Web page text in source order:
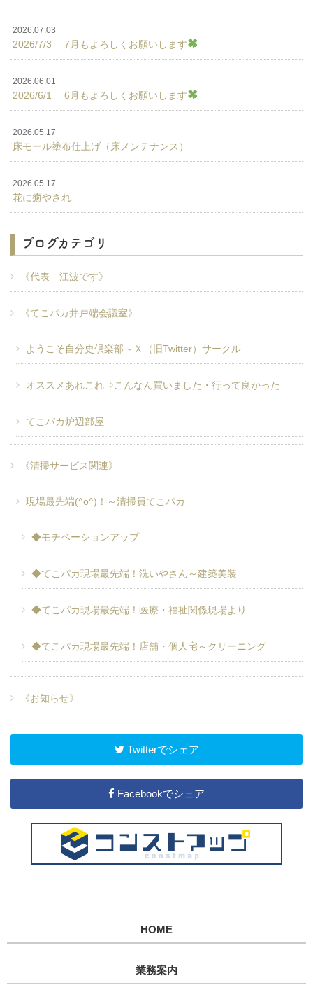
2026.07.03
2026/7/3 7月もよろしくお願いします
2026.06.01
2026/6/1 6月もよろしくお願いします
2026.05.17
床モール塗布仕上げ（床メンテナンス）
2026.05.17
花に癒やされ
ブログカテゴリ
《代表 江波です》
《てこパカ井戸端会議室》
ようこそ自分史倶楽部～Ｘ（旧Twitter）サークル
オススメあれこれ⇒こんなん買いました・行って良かった
てこパカ炉辺部屋
《清掃サービス関連》
現場最先端(^o^)！～清掃員てこパカ
◆モチベーションアップ
◆てこパカ現場最先端！洗いやさん～建築美装
◆てこパカ現場最先端！医療・福祉関係現場より
◆てこパカ現場最先端！店舗・個人宅～クリーニング
《お知らせ》
Twitterでシェア
Facebookでシェア
HOME
業務案内